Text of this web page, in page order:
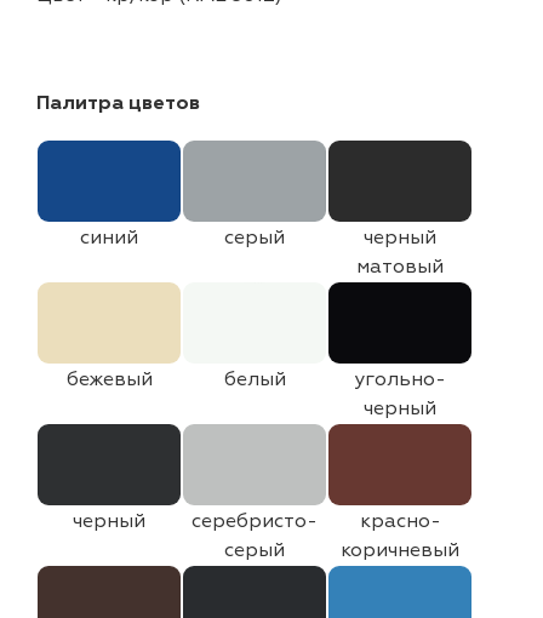
Палитра цветов
синий серый
черный
матовый
бежевый белый
угольно-
черный
черный
серебристо-
серый
красно-
коричневый